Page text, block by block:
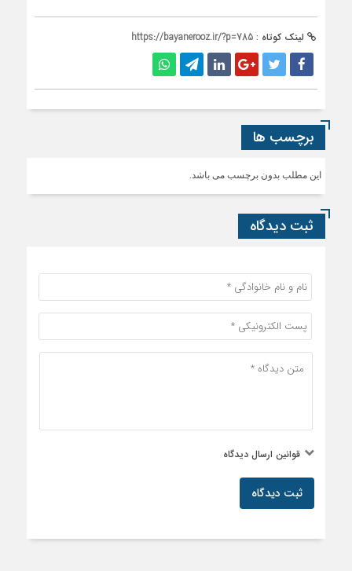
لینک کوتاه : https://bayanerooz.ir/?p=785
برچسب ها
این مطلب بدون برچسب می باشد.
ثبت دیدگاه
قوانین ارسال دیدگاه
ثبت دیدگاه